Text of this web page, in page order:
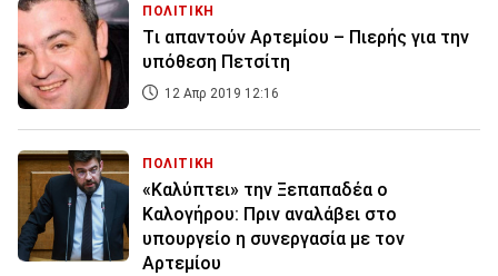
ΠΟΛΙΤΙΚΗ
Tι απαντούν Αρτεμίου – Πιερής για την
υπόθεση Πετσίτη
12 Απρ 2019 12:16
ΠΟΛΙΤΙΚΗ
«Καλύπτει» την Ξεπαπαδέα ο
Καλογήρου: Πριν αναλάβει στο
υπουργείο η συνεργασία με τον
Αρτεμίου